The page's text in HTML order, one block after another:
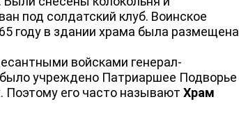
под солдатский клуб. Воинское
году в здании храма была размещена
войсками генерал-
учреждено Патриаршее Подворье
Поэтому его часто называют Храм